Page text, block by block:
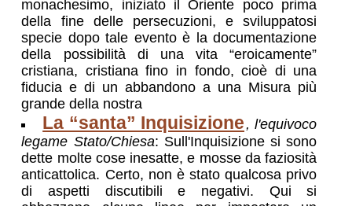
monachesimo, iniziato il Oriente poco prima
della fine delle persecuzioni, e sviluppatosi
specie dopo tale evento è la documentazione
della possibilità di una vita “eroicamente”
cristiana, cristiana fino in fondo, cioè di una
fiducia e di un abbandono a una Misura più
grande della nostra
La “santa” Inquisizione , l'equivoco
legame Stato/Chiesa: Sull'Inquisizione si sono
dette molte cose inesatte, e mosse da faziosità
anticattolica. Certo, non è stato qualcosa privo
di aspetti discutibili e negativi. Qui si